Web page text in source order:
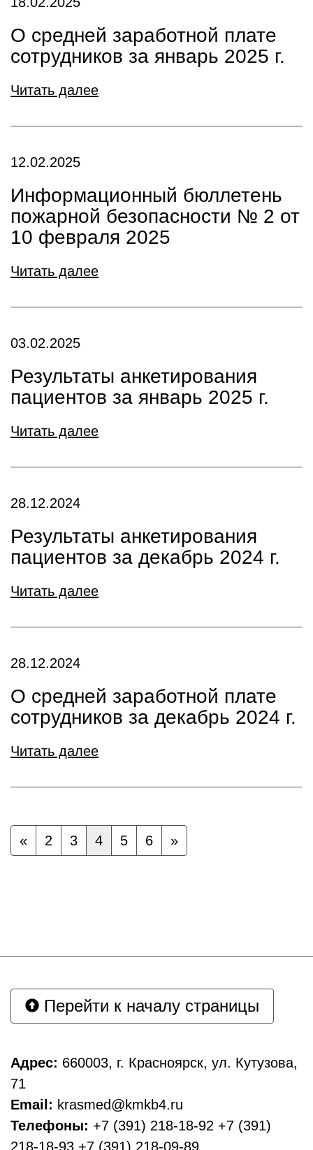
О средней заработной плате
сотрудников за январь 2025 г.
Читать далее
12.02.2025
Информационный бюллетень
пожарной безопасности № 2 от
10 февраля 2025
Читать далее
03.02.2025
Результаты анкетирования
пациентов за январь 2025 г.
Читать далее
28.12.2024
Результаты анкетирования
пациентов за декабрь 2024 г.
Читать далее
28.12.2024
О средней заработной плате
сотрудников за декабрь 2024 г.
Читать далее
« 2 3 4 5 6 »
Перейти к началу страницы
Адрес: 660003, г. Красноярск, ул. Кутузова,
71
Email: krasmed@kmkb4.ru
Телефоны: +7 (391) 218-18-92 +7 (391)
218-18-93 +7 (391) 218-09-89